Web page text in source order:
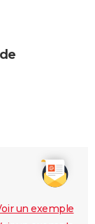
un exemple